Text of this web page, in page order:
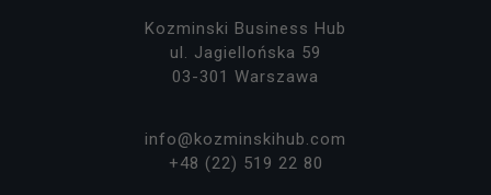
Kozminski Business Hub
ul. Jagiellońska 59
03-301 Warszawa
info@kozminskihub.com
+48 (22) 519 22 80